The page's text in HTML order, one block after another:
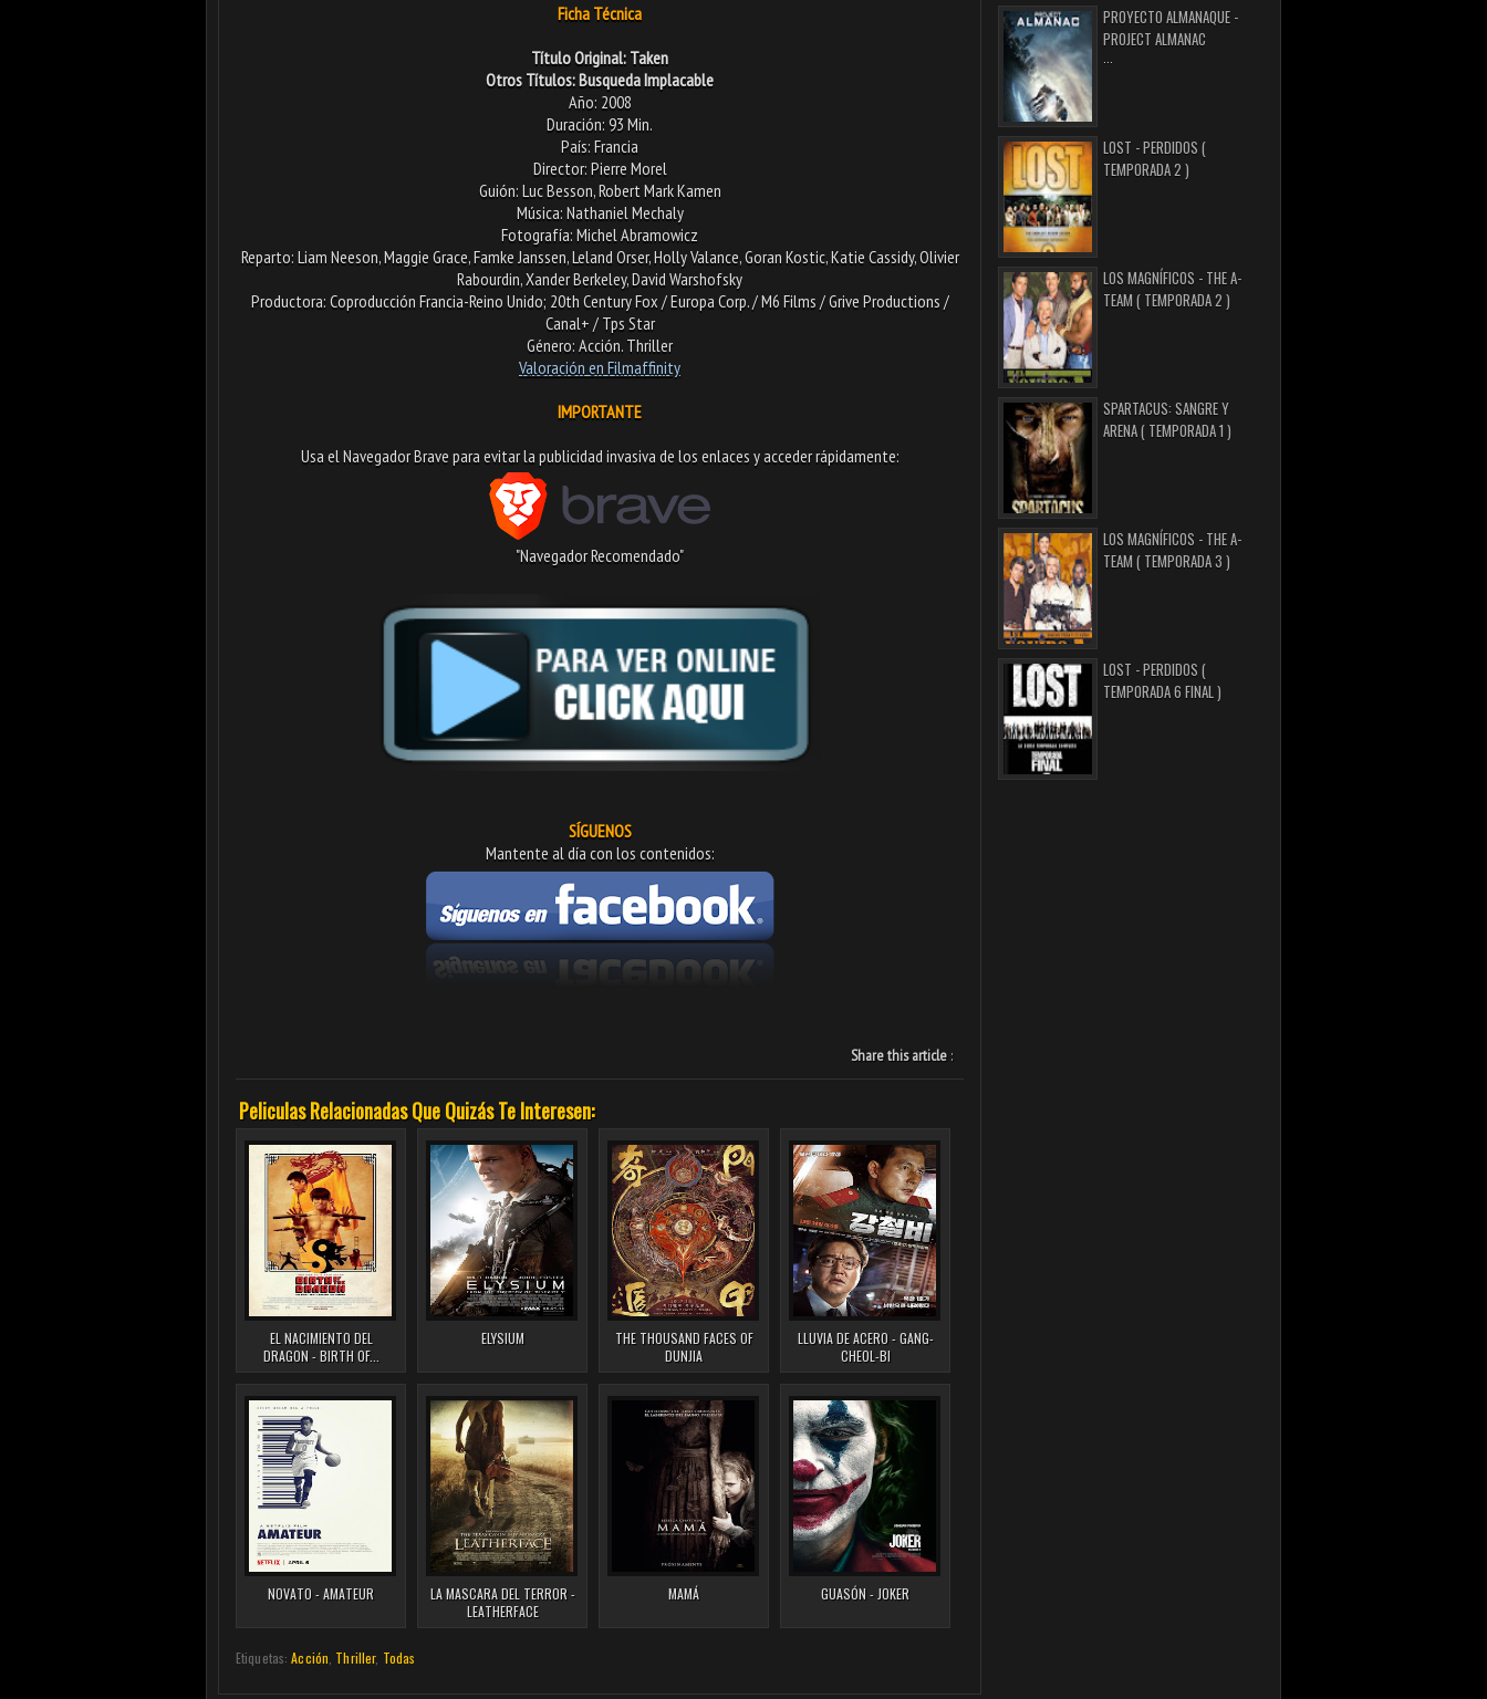
Ficha Técnica
Título Original: Taken
Otros Títulos: Busqueda Implacable
Año: 2008
Duración: 93 Min.
País: Francia
Director: Pierre Morel
Guión: Luc Besson, Robert Mark Kamen
Música: Nathaniel Mechaly
Fotografía: Michel Abramowicz
Reparto: Liam Neeson, Maggie Grace, Famke Janssen, Leland Orser, Holly Valance, Goran Kostic, Katie Cassidy, Olivier
Rabourdin, Xander Berkeley, David Warshofsky
Productora: Coproducción Francia-Reino Unido; 20th Century Fox / Europa Corp. / M6 Films / Grive Productions /
Canal+ / Tps Star
Género: Acción. Thriller
Valoración en Filmaffinity
IMPORTANTE
Usa el Navegador Brave para evitar la publicidad invasiva de los enlaces y acceder rápidamente:​
"Navegador Recomendado"
SÍGUENOS
Mantente al día con los contenidos:
Share this article :
Peliculas Relacionadas Que Quizás Te Interesen:
EL NACIMIENTO DEL
DRAGON - BIRTH OF...
ELYSIUM
THE THOUSAND FACES OF
DUNJIA
LLUVIA DE ACERO - GANG-
CHEOL-BI
NOVATO - AMATEUR
LA MASCARA DEL TERROR -
LEATHERFACE
MAMÁ GUASÓN - JOKER
Etiquetas:Acción Thriller, Todas
PROYECTO ALMANAQUE -
PROJECT ALMANAC
LOST - PERDIDOS (
TEMPORADA 2 )
LOS MAGNÍFICOS - THE A-
TEAM ( TEMPORADA 2 )
SPARTACUS: SANGRE Y
ARENA ( TEMPORADA 1 )
LOS MAGNÍFICOS - THE A-
TEAM ( TEMPORADA 3 )
LOST - PERDIDOS (
TEMPORADA 6 FINAL )